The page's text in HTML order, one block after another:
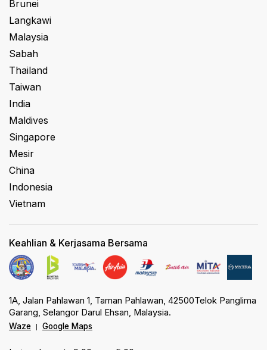
Brunei
Langkawi
Malaysia
Sabah
Thailand
Taiwan
India
Maldives
Singapore
Mesir
China
Indonesia
Vietnam
Keahlian & Kerjasama Bersama
1A, Jalan Pahlawan 1, Taman Pahlawan, 42500Telok Panglima
Garang, Selangor Darul Ehsan, Malaysia.
Waze Google Maps